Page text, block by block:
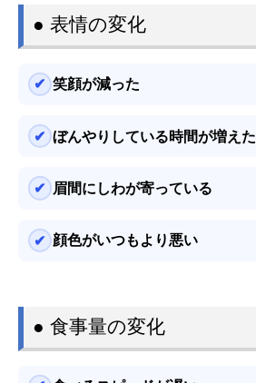
● 表情の変化
笑顔が減った
ぼんやりしている時間が増えた
眉間にしわが寄っている
顔色がいつもより悪い
● 食事量の変化